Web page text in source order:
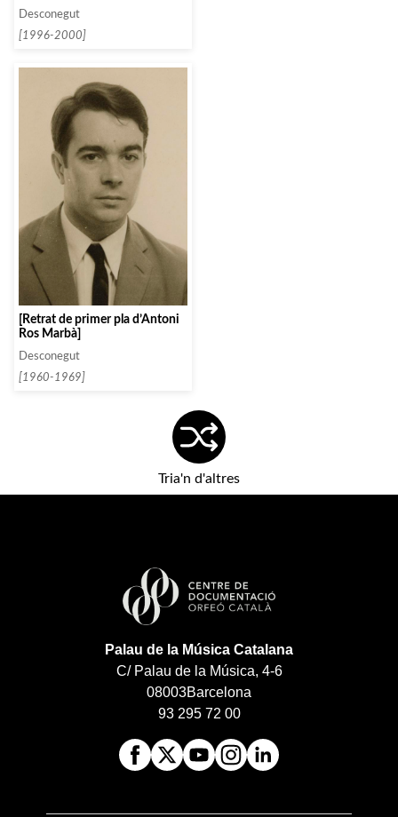
Desconegut
[1996-2000]
[Retrat de primer pla d’Antoni
Ros Marbà]
Desconegut
[1960-1969]
Tria'n d'altres
Palau de la Música Catalana
C/ Palau de la Música, 4-6
08003Barcelona
93 295 72 00